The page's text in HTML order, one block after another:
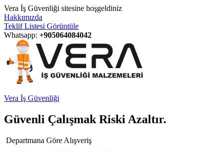
Vera İş Güvenliği sitesine hoşgeldiniz
Hakkımızda
Teklif Listesi Görüntüle
Whatsapp: +905064084042
Vera İş Güvenliği
Güvenli Çalışmak Riski Azaltır.
Departmana Göre Alışveriş